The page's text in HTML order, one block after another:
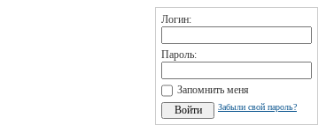
Логин:
Пароль:
Запомнить меня
Забыли свой пароль?